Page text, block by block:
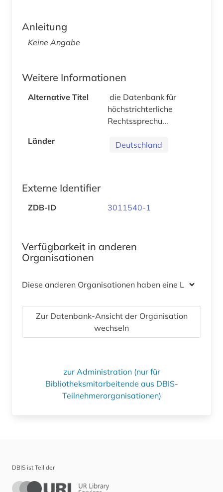
Anleitung
Keine Angabe
Weitere Informationen
Alternative Titel
die Datenbank für
höchstrichterliche
Rechtssprechu...
Länder
Deutschland
Externe Identifier
ZDB-ID 3011540-1
Verfügbarkeit in anderen
Organisationen
Diese anderen Organisationen haben eine Lizenz
Zur Datenbank-Ansicht der Organisation
wechseln
zur Administration (nur für
Bibliotheksmitarbeitende aus DBIS-
Teilnehmerorganisationen)
DBIS ist Teil der